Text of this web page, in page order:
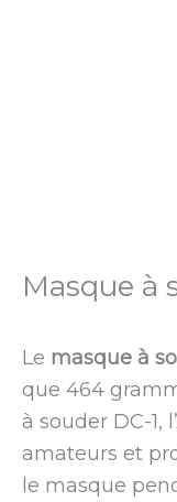
Masque à
Le masque à
que 464
à souder DC-1,
amateurs et
le masque